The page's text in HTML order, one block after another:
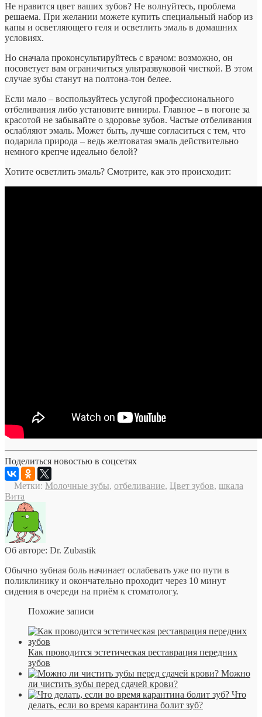
Не нравится цвет ваших зубов? Не волнуйтесь, проблема
решаема. При желании можете купить специальный набор из
капы и осветляющего геля и осветлить эмаль в домашних
условиях.
Но сначала проконсультируйтесь с врачом: возможно, он
посоветует вам ограничиться ультразвуковой чисткой. В этом
случае зубы станут на полтона-тон белее.
Если мало – воспользуйтесь услугой профессионального
отбеливания либо установите виниры. Главное – в погоне за
красотой не забывайте о здоровье зубов. Частые отбеливания
ослабляют эмаль. Может быть, лучше согласиться с тем, что
подарила природа – ведь желтоватая эмаль действительно
немного крепче идеально белой?
Хотите осветлить эмаль? Смотрите, как это происходит:
Поделиться новостью в соцсетях
Метки: Молочные зубы, отбеливание, Цвет зубов, шкала
Вита
Об авторе: Dr. Zubastik
Обычно зубная боль начинает ослабевать уже по пути в
поликлинику и окончательно проходит через 10 минут
сидения в очереди на приём к стоматологу.
Похожие записи
Как проводится эстетическая реставрация передних
зубов
Можно
ли чистить зубы перед сдачей крови?
Что
делать, если во время карантина болит зуб?